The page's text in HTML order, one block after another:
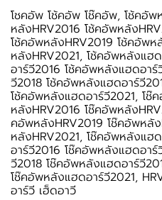
โชคอัพ โช้คอัพ โช๊คอัพ, โช้คอัพ
หลังHRV2016 โช้คอัพหลัง
โช้คอัพหลังHRV2019 โช้คอัพ
หลังHRV2021, โช้คอัพหลังแฮ
อาร์วี2016 โช้คอัพหลังแฮดอา
วี2018 โช้คอัพหลังแฮดอาร์วี
โช้คอัพหลังแฮดอาร์วี2021, โช๊
หลังHRV2016 โช๊คอัพหลัง
คอัพหลังHRV2019 โช๊คอัพหลั
หลังHRV2021, โช๊คอัพหลังแฮ
อาร์วี2016 โช๊คอัพหลังแฮดอา
วี2018 โช๊คอัพหลังแฮดอาร์วี
โช๊คอัพหลังแฮดอาร์วี2021,
อาร์วี เฮ็ดอาวี